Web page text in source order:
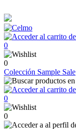
0
0
Colección Sample Sale
0
0